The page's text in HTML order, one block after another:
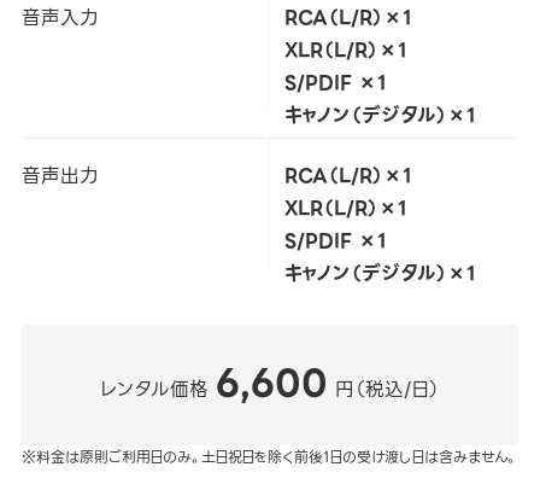
音声入力
RCA（L/R）×1
XLR（L/R）×1
S/PDIF ×1
キャノン（デジタル）×1
音声出力
RCA（L/R）×1
XLR（L/R）×1
S/PDIF ×1
キャノン（デジタル）×1
レンタル価格 6,600 円（税込/日）
※料金は原則ご利用日のみ。土日祝日を除く前後1日の受け渡し日は含みません。